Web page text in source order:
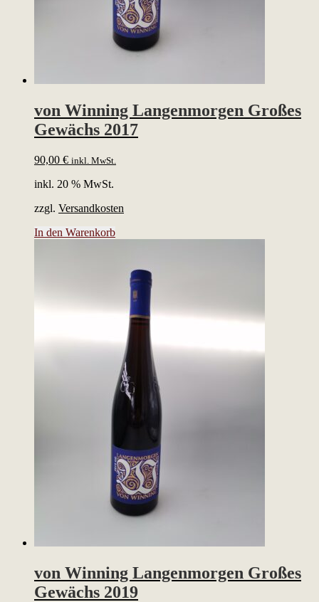
von Winning Langenmorgen Großes
Gewächs 2017
90,00 € inkl. MwSt.
inkl. 20 % MwSt.
zzgl. Versandkosten
In den Warenkorb
von Winning Langenmorgen Großes
Gewächs 2019